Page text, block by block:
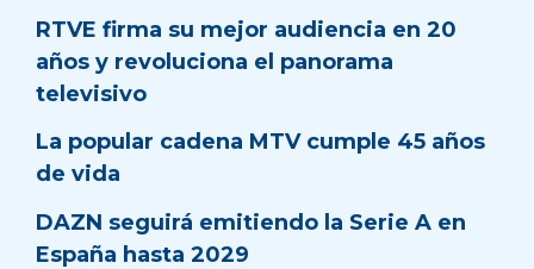
RTVE firma su mejor audiencia en 20
años y revoluciona el panorama
televisivo
La popular cadena MTV cumple 45 años
de vida
DAZN seguirá emitiendo la Serie A en
España hasta 2029